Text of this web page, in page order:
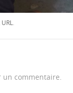
.
commentaire.